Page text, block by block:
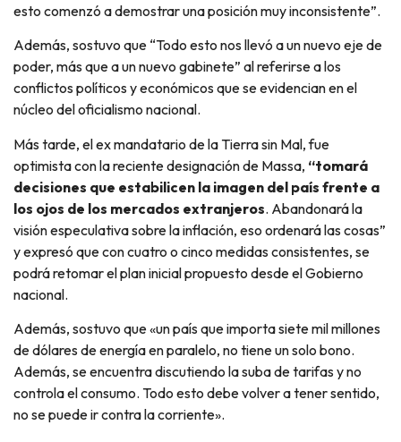
esto comenzó a demostrar una posición muy inconsistente”.
Además, sostuvo que “Todo esto nos llevó a un nuevo eje de
poder, más que a un nuevo gabinete” al referirse a los
conflictos políticos y económicos que se evidencian en el
núcleo del oficialismo nacional.
Más tarde, el ex mandatario de la Tierra sin Mal, fue
optimista con la reciente designación de Massa, “tomará
decisiones que estabilicen la imagen del país frente a
los ojos de los mercados extranjeros. Abandonará la
visión especulativa sobre la inflación, eso ordenará las cosas”
y expresó que con cuatro o cinco medidas consistentes, se
podrá retomar el plan inicial propuesto desde el Gobierno
nacional.
Además, sostuvo que «un país que importa siete mil millones
de dólares de energía en paralelo, no tiene un solo bono.
Además, se encuentra discutiendo la suba de tarifas y no
controla el consumo. Todo esto debe volver a tener sentido,
no se puede ir contra la corriente».